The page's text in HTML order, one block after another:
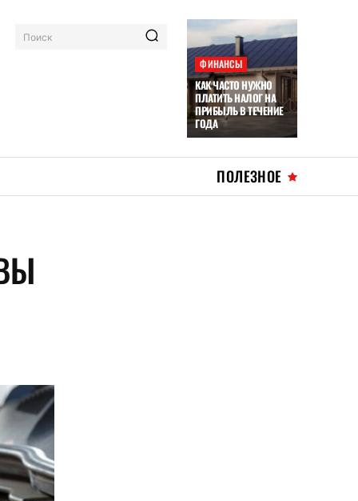
Поиск
ФИНАНСЫ
КАК ЧАСТО НУЖНО
ПЛАТИТЬ НАЛОГ НА
ПРИБЫЛЬ В ТЕЧЕНИЕ
ГОДА
ПОЛЕЗНОЕ